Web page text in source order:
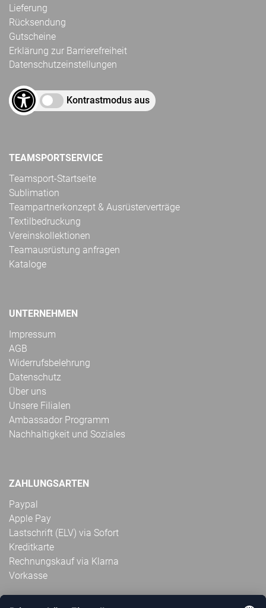
Lieferung
Rücksendung
Gutscheine
Erklärung zur Barrierefreiheit
Datenschutzeinstellungen
Kontrastmodus aus
TEAMSPORTSERVICE
Teamsport-Startseite
Sublimation
Teampartnerkonzept & Ausrüsterverträge
Textilbedruckung
Vereinskollektionen
Teamausrüstung anfragen
Kataloge
UNTERNEHMEN
Impressum
AGB
Widerrufsbelehrung
Datenschutz
Über uns
Unsere Filialen
Ambassador Programm
Nachhaltigkeit und Soziales
ZAHLUNGSARTEN
Paypal
Apple Pay
Lastschrift (ELV) via Sofort
Kreditkarte
Rechnungskauf via Klarna
Vorkasse